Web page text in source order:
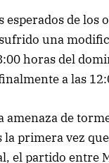
esperados de
una
horas del
a las
amenaza de
la primera vez
el partido